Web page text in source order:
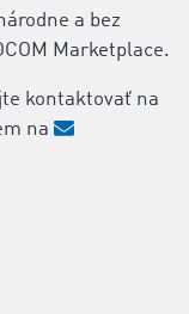
a bez
Marketplace.
kontaktovať na
na